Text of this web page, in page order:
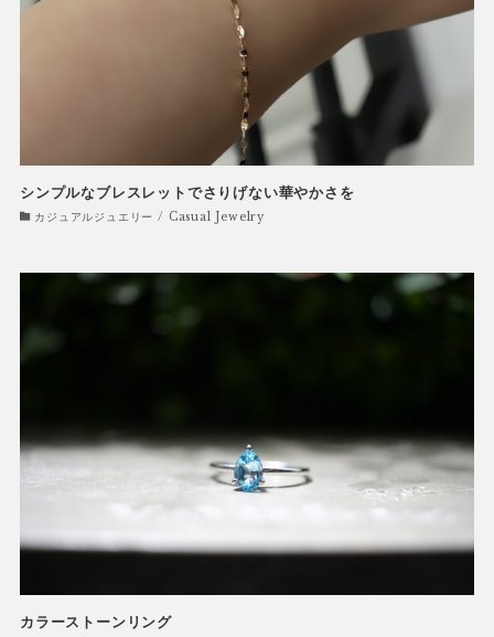
シンプルなブレスレットでさりげない華やかさを
カジュアルジュエリー / Casual Jewelry
カラーストーンリング